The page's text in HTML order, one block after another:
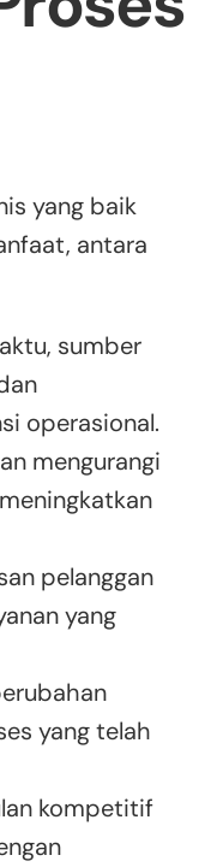
yang baik
antara
sumber
operasional.
mengurangi
pelanggan
yang
yang telah
kompetitif